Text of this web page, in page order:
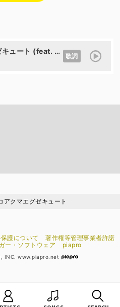
ート (feat. 星界)
歌詞
アクマエグゼキュート
護について
著作権等管理事業者許諾
ー・ソフトウェア piapro
INC. www.piapro.net